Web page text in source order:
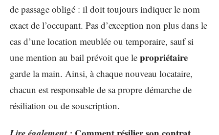
de passage obligé : il doit toujours indiquer le nom
exact de l’occupant. Pas d’exception non plus dans le
cas d’une location meublée ou temporaire, sauf si
une mention au bail prévoit que le propriétaire
garde la main. Ainsi, à chaque nouveau locataire,
chacun est responsable de sa propre démarche de
résiliation ou de souscription.